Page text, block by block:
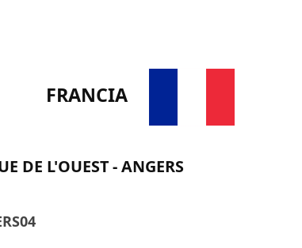
FRANCIA
DE L'OUEST - ANGERS